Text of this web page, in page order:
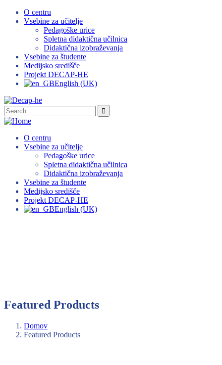
O centru
Vsebine za učitelje
Pedagoške urice
Spletna didaktična učilnica
Didaktična izobraževanja
Vsebine za študente
Medijsko središče
Projekt DECAP-HE
English (UK)
O centru
Vsebine za učitelje
Pedagoške urice
Spletna didaktična učilnica
Didaktična izobraževanja
Vsebine za študente
Medijsko središče
Projekt DECAP-HE
English (UK)
Featured Products
Domov
Featured Products